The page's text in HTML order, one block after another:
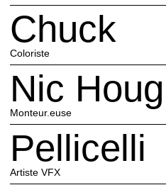
Chuck
Coloriste
Nic
Monteur.euse
Pellicelli
Artiste VFX